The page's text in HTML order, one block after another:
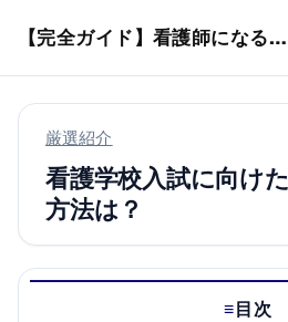
【完全ガイド】看護師になるまでのステップ＆スケジュール
厳選紹介
看護学校入試に向け
方法は？
目次